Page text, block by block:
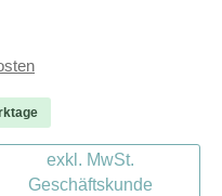
exkl. MwSt.
Geschäftskunde